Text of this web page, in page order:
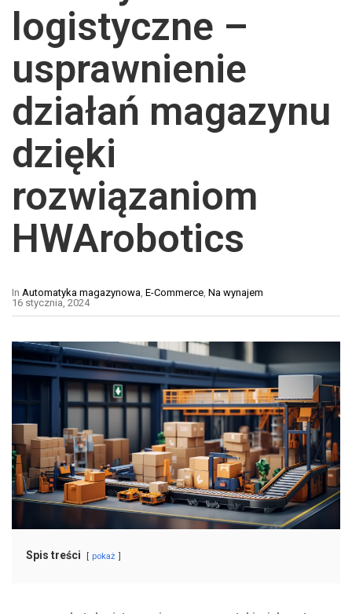
logistyczne –
usprawnienie
działań magazynu
dzięki
rozwiązaniom
HWArobotics
In Automatyka magazynowa, E-Commerce, Na wynajem
16 stycznia, 2024
Spis treści pokaż